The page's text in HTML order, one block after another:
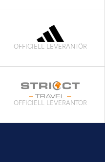
OFFICIELL LEVERANTÖR
OFFICIELL LEVERANTÖR